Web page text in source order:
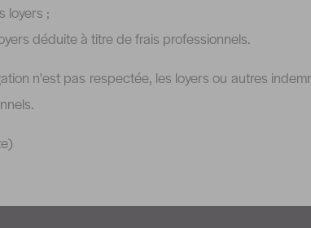
loyers ;
déduite à titre de frais professionnels.
n'est pas respectée, les loyers ou autres